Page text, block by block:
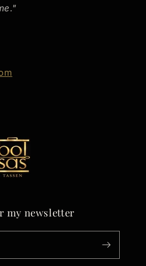
my newsletter